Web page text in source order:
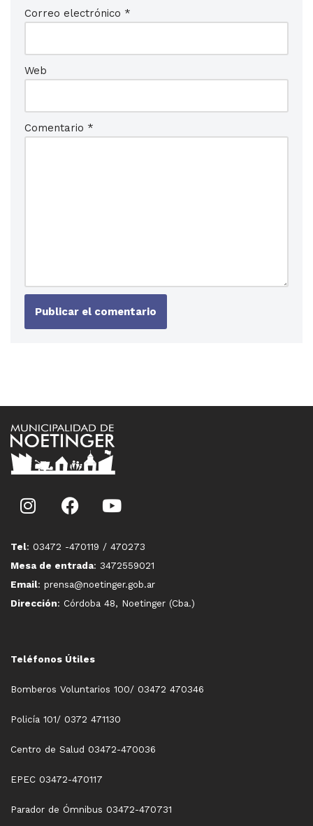
Correo electrónico *
Web
Comentario *
Tel: 03472 -470119 / 470273
Mesa de entrada: 3472559021
Email: prensa@noetinger.gob.ar
Dirección: Córdoba 48, Noetinger (Cba.)
Teléfonos Útiles
Bomberos Voluntarios 100/ 03472 470346
Policía 101/ 0372 471130
Centro de Salud 03472-470036
EPEC 03472-470117
Parador de Ómnibus 03472-470731